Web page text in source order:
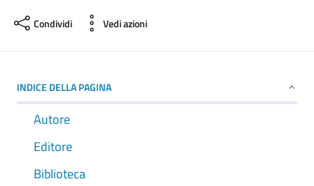
Condividi Vedi azioni
INDICE DELLA PAGINA
Autore
Editore
Biblioteca